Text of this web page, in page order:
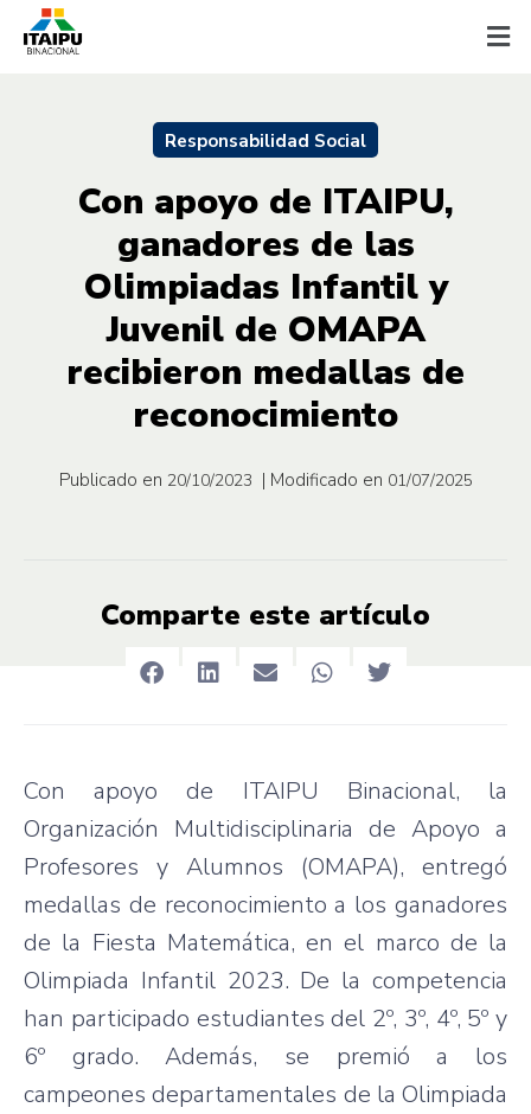
Responsabilidad Social
Con apoyo de ITAIPU,
ganadores de las
Olimpiadas Infantil y
Juvenil de OMAPA
recibieron medallas de
reconocimiento
Publicado en 20/10/2023 | Modificado en 01/07/2025
Comparte este artículo
Con apoyo de ITAIPU Binacional, la
Organización Multidisciplinaria de Apoyo a
Profesores y Alumnos (OMAPA), entregó
medallas de reconocimiento a los ganadores
de la Fiesta Matemática, en el marco de la
Olimpiada Infantil 2023. De la competencia
han participado estudiantes del 2º, 3º, 4º, 5º y
6º grado. Además, se premió a los
campeones departamentales de la Olimpiada